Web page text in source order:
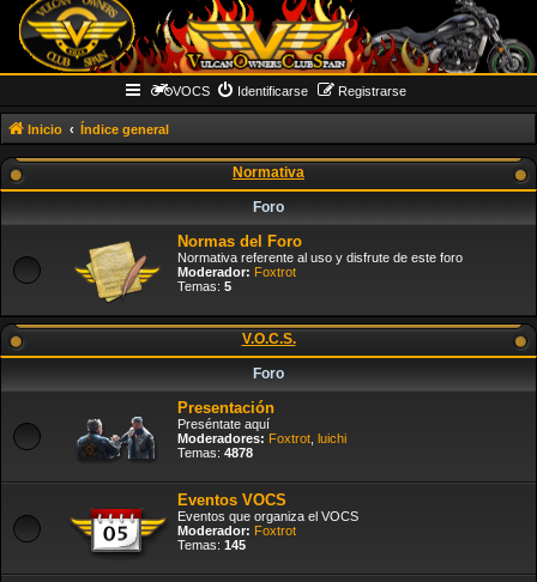
VOCS Identificarse Registrarse
Inicio Índice general
Normativa
Foro
Normas del Foro
Normativa referente al uso y disfrute de este foro
Moderador: Foxtrot
Temas: 5
V.O.C.S.
Foro
Presentación
Preséntate aquí
Moderadores: Foxtrot luichi
Temas: 4878
Eventos VOCS
Eventos que organiza el VOCS
Moderador: Foxtrot
Temas: 145